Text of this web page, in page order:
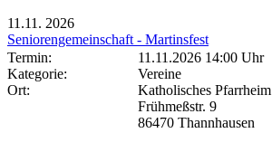
11.11. 2026
Seniorengemeinschaft - Martinsfest
Termin:
11.11.2026 14:00 Uhr
Kategorie:
Vereine
Ort:
Katholisches Pfarrheim
Frühmeßstr. 9
86470 Thannhausen